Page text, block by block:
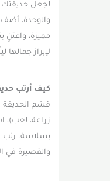
لجعل حديقتك
والوحدة، أضف
مميزة، واعتنِ
لإبراز جمالها ليلًا.
كيف أرتب حديقتي
قسّم الحديقة
زراعة، لعب)،
بسلاسة. رتب
والقصيرة في